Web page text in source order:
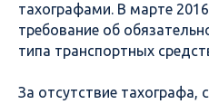
тахографами. В марте
требование об
типа транспортных
За отсутствие тахографа,